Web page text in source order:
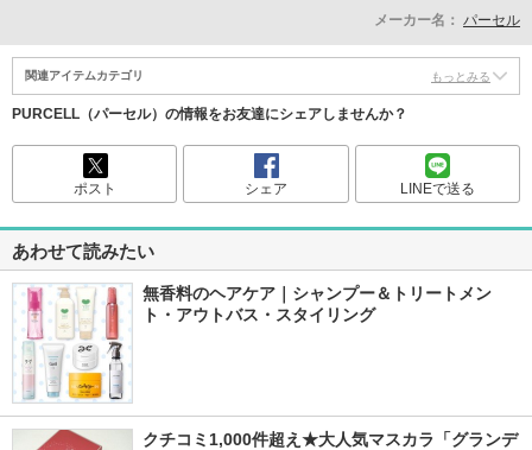
メーカー名： パーセル
関連アイテムカテゴリ もっとみる
PURCELL（パーセル）の情報をお友達にシェアしませんか？
ポスト シェア LINEで送る
あわせて読みたい
無香料のヘアケア｜シャンプー＆トリートメン
ト・アウトバス・スタイリング
クチコミ1,000件超え★大人気マスカラ「グランデ